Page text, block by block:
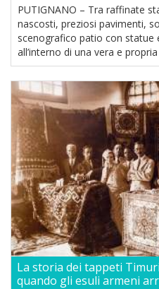
PUTIGNANO – Tra raffinate
nascosti, preziosi pavimenti,
scenografico patio con
all’interno di una vera e propria
La storia dei tappeti
quando gli esuli armeni